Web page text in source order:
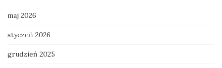
maj 2026
styczeń 2026
grudzień 2025